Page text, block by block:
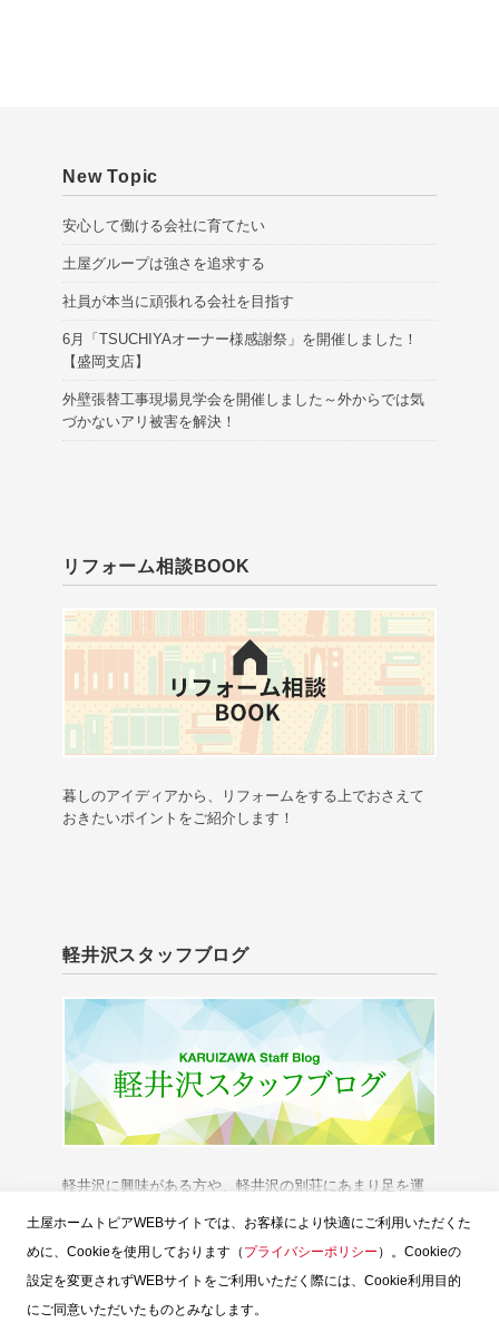
New Topic
安心して働ける会社に育てたい
土屋グループは強さを追求する
社員が本当に頑張れる会社を目指す
6月「TSUCHIYAオーナー様感謝祭」を開催しました！
【盛岡支店】
外壁張替工事現場見学会を開催しました～外からでは気
づかないアリ被害を解決！
リフォーム相談BOOK
暮しのアイディアから、リフォームをする上でおさえて
おきたいポイントをご紹介します！
軽井沢スタッフブログ
軽井沢に興味がある方や、軽井沢の別荘にあまり足を運
スタッフブログTOP 土屋ホームトピア
土屋ホームトピアWEBサイトでは、お客様により快適にご利用いただくた
めに、Cookieを使用しております（ プライバシーポリシー ）。Cookieの
設定を変更されずWEBサイトをご利用いただく際には、Cookie利用目的
にご同意いただいたものとみなします。